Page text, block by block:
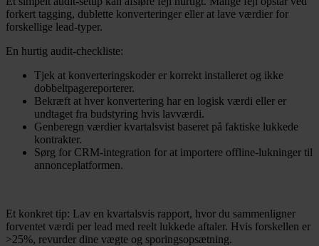
forkert tagging, dublette konverteringer eller at lave værdier for
forskellige lead-typer.
En hurtig audit-checkliste:
Tjek at konverteringskoder er korrekt installeret og ikke
dobbeltpagereporterer.
Bekræft at hver konvertering har en logisk værdi eller er
undtaget fra budstyring hvis lavværdi.
Genberegn værdier kvartalsvist baseret på faktiske lukkede
kontrakter.
Sørg for CRM-integration for at importere offline-lukninger til
annonceplatformen.
Et konkret tip: Lav en kvartalsvis rapport, hvor du sammenligner
forventet værdi per lead med reelt lukkede aftaler. Hvis forskellen er
>25%, revurder dine vægte og sporingsopsætning.